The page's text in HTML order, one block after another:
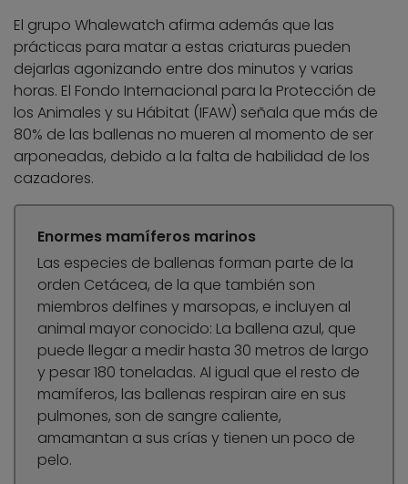
El grupo Whalewatch afirma además que las
prácticas para matar a estas criaturas pueden
dejarlas agonizando entre dos minutos y varias
horas. El Fondo Internacional para la Protección de
los Animales y su Hábitat (IFAW) señala que más de
80% de las ballenas no mueren al momento de ser
arponeadas, debido a la falta de habilidad de los
cazadores.
Enormes mamíferos marinos
Las especies de ballenas forman parte de la
orden Cetácea, de la que también son
miembros delfines y marsopas, e incluyen al
animal mayor conocido: La ballena azul, que
puede llegar a medir hasta 30 metros de largo
y pesar 180 toneladas. Al igual que el resto de
mamíferos, las ballenas respiran aire en sus
pulmones, son de sangre caliente,
amamantan a sus crías y tienen un poco de
pelo.